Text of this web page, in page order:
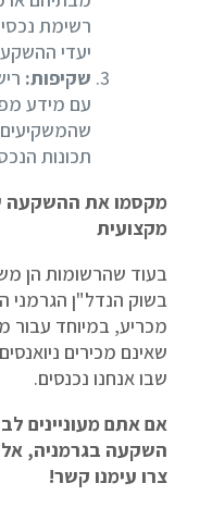
רשימת
יעדי
שקיפות:
עם מידע
שהמשקיעים
תכונות
מקסמו את ההשקעה
מקצועית
בעוד שהרשומות הן
בשוק הנדל"ן הגרמני
מכריע, במיוחד עבור
שאינם מכירים
שבו אנחנו נכנסים.
אם אתם מעוניינים
השקעה בגרמניה,
צרו עימנו קשר!